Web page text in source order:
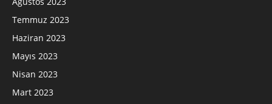
Temmuz 2023
Haziran 2023
Mayıs 2023
Nisan 2023
Mart 2023